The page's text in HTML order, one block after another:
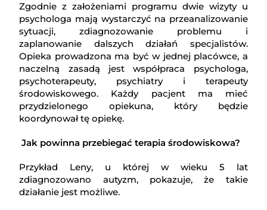
Zgodnie z założeniami programu dwie wizyty u
psychologa mają wystarczyć na przeanalizowanie
sytuacji, zdiagnozowanie problemu i
zaplanowanie dalszych działań specjalistów.
Opieka prowadzona ma być w jednej placówce, a
naczelną zasadą jest współpraca psychologa,
psychoterapeuty, psychiatry i terapeuty
środowiskowego. Każdy pacjent ma mieć
przydzielonego opiekuna, który będzie
koordynował tę opiekę.
Jak powinna przebiegać terapia środowiskowa?
Przykład Leny, u której w wieku 5 lat
zdiagnozowano autyzm, pokazuje, że takie
działanie jest możliwe.